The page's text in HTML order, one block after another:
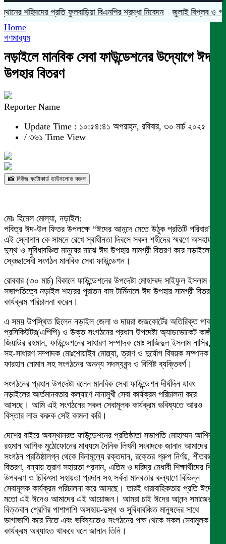
শহিদদের প্রতি ফুলবাড়িয়া বিএনপির শ্রদ্ধা নিবেদন জুলাই বিপ্লব ও
Home
গণমাধ্যম
নড়াইলে মানবিক সেবা ফাউন্ডেশনের উদ্যোগে ঈদ
উপহার বিতরণ
Reporter Name
Update Time : ১০:৫৪:৪১ অপরাহ্ন, রবিবার, ৩০ মার্চ ২০২৫
/ ৩৬১ Time View
📸 নিউজ ফটোকার্ড ডাউনলোড করুন
মোঃ হিমেল মোল্যা, নড়াইল:
পবিত্র ঈদ-উল ফিতর উপলক্ষে “ঈদের আনন্দে মেতে উঠুক প্রতিটি পরিবার”
এই স্লোগান কে সামনে রেখে স্বাধীনতা দিবসে সকল শহীদের স্মরণে অসহায়-
দুস্থ ও সুবিধাবঞ্চিত মানুষের মাঝে ঈদ উপহার সামগ্রী বিতরণ করে নড়াইলের
স্বেচ্ছাসেবী সংগঠন মানবিক সেবা ফাউন্ডেশন।
রোববার (৩০ মার্চ) বিকালে ফাউন্ডেশনের উপদেষ্টা মোহাম্মদ সাইফুল ইসলাম এর
সভাপতিত্বে নড়াইল শহরের পুরাতন বাস টার্মিনালে ঈদ উপহার সামগ্রী বিতরণ
কার্যক্রম পরিচালনা করেন।
এ সময় উপস্থিত ছিলেন নড়াইল জেলা ও দায়রা জজকোর্টের অতিরিক্ত পাবলিক
প্রসিকিউটর(এপিপি) ও উক্ত সংগঠনের প্রধান উপদেষ্টা অ্যাডভোকেট কাজী
জিয়াউর রহমান, ফাউন্ডেশনের সাধারণ সম্পাদক মোঃ সাজিদুল ইসলাম নাসির,
সহ-সাধারণ সম্পাদক মোঃশোয়াইব মোল্ল্যা, ত্রাণ ও দুর্যোগ বিষয়ক সম্পাদক
ফারহান নোমান সহ সংগঠনের অনন্য সদস্যবৃন্দ ও বিশিষ্ট ব্যক্তিবর্গ।
সংগঠনের প্রধান উপদেষ্টা বলেন মানবিক সেবা ফাউন্ডেশন দীর্ঘদিন যাবৎ
নড়াইলের আর্তমানবতার কল্যাণে নানামুখী সেবা কার্যক্রম পরিচালনা করে
আসছে। আমি এই সংগঠনের সকল সেবামূলক কার্যক্রম ভবিষ্যতে আরও
বিস্তার লাভ করুক সেই কামনা করি।
দেশের বাইরে অবস্থানরত ফাউন্ডেশনের প্রতিষ্ঠাতা সভাপতি মোহাম্মদ আশিকুর
রহমান আশিক মুঠোফোনের মাধ্যমে দৈনিক লিখনী সংবাদকে জানান আমাদের এই
সংগঠন প্রতিষ্ঠালগ্ন থেকে বিনামূল্যে রক্তদান, রক্তের গ্রুপ নির্ণয়, শীতবস্ত্র
বিতরণ, বন্যায় ত্রাণ সহায়তা প্রদান, এতিম ও দরিদ্র মেধাবী শিক্ষার্থীদের শিক্ষা
উপকরণ ও চিকিৎসা সহায়তা প্রদান সহ সর্বদা মানবতার কল্যাণে বিভিন্ন
সেবামূলক কার্যক্রম পরিচালনা করে আসছে। তারই ধারাবাহিকতায় প্রতি ঈদের
মতো এই ঈদেও আমাদের এই আয়োজন। আমরা চাই ঈদের আনন্দ সমাজের
বিত্তবান শ্রেণির পাশাপাশি অসহায়-দুস্থ ও সুবিধাবঞ্চিত মানুষদের সাথে
ভাগাভাগি করে নিতে এবং ভবিষ্যতেও সংগঠনের পক্ষ থেকে সকল সেবামূলক
কার্যক্রম অব্যাহত থাকবে বলে জানান তিনি।